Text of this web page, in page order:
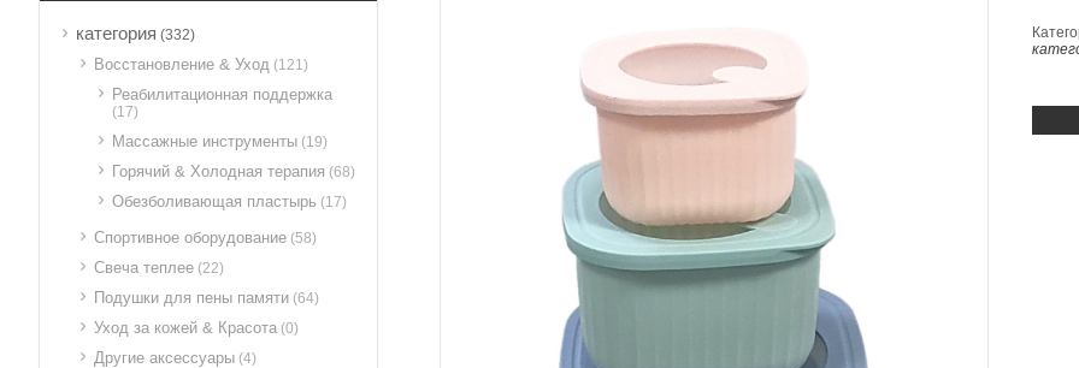
категория (332)
Восстановление & Уход (121)
Реабилитационная поддержка
(17)
Массажные инструменты (19)
Горячий & Холодная терапия (68)
Обезболивающая пластырь (17)
Спортивное оборудование (58)
Свеча теплее (22)
Подушки для пены памяти (64)
Уход за кожей & Красота (0)
Другие аксессуары (4)